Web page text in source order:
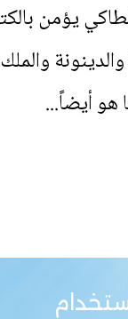
يؤمن
والدينونة
هو أيضاً...